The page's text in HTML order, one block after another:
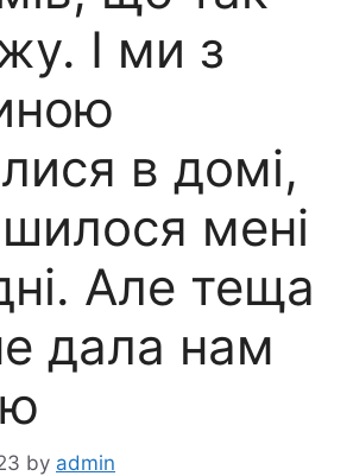
І ми з
в домі,
мені
Але теща
дала нам
by admin